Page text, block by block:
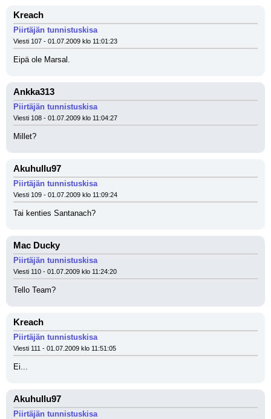
Kreach
Piirtäjän tunnistuskisa
Viesti 107 - 01.07.2009 klo 11:01:23
Eipä ole Marsal.
Ankka313
Piirtäjän tunnistuskisa
Viesti 108 - 01.07.2009 klo 11:04:27
Millet?
Akuhullu97
Piirtäjän tunnistuskisa
Viesti 109 - 01.07.2009 klo 11:09:24
Tai kenties Santanach?
Mac Ducky
Piirtäjän tunnistuskisa
Viesti 110 - 01.07.2009 klo 11:24:20
Tello Team?
Kreach
Piirtäjän tunnistuskisa
Viesti 111 - 01.07.2009 klo 11:51:05
Ei...
Akuhullu97
Piirtäjän tunnistuskisa